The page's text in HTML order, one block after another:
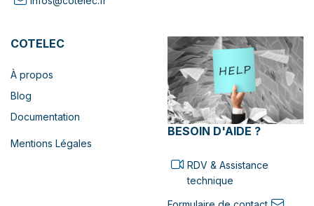
COTELEC
À propos
Blog
Documentation
Mentions Légales
BESOIN D'AIDE ?
RDV & Assistance
technique